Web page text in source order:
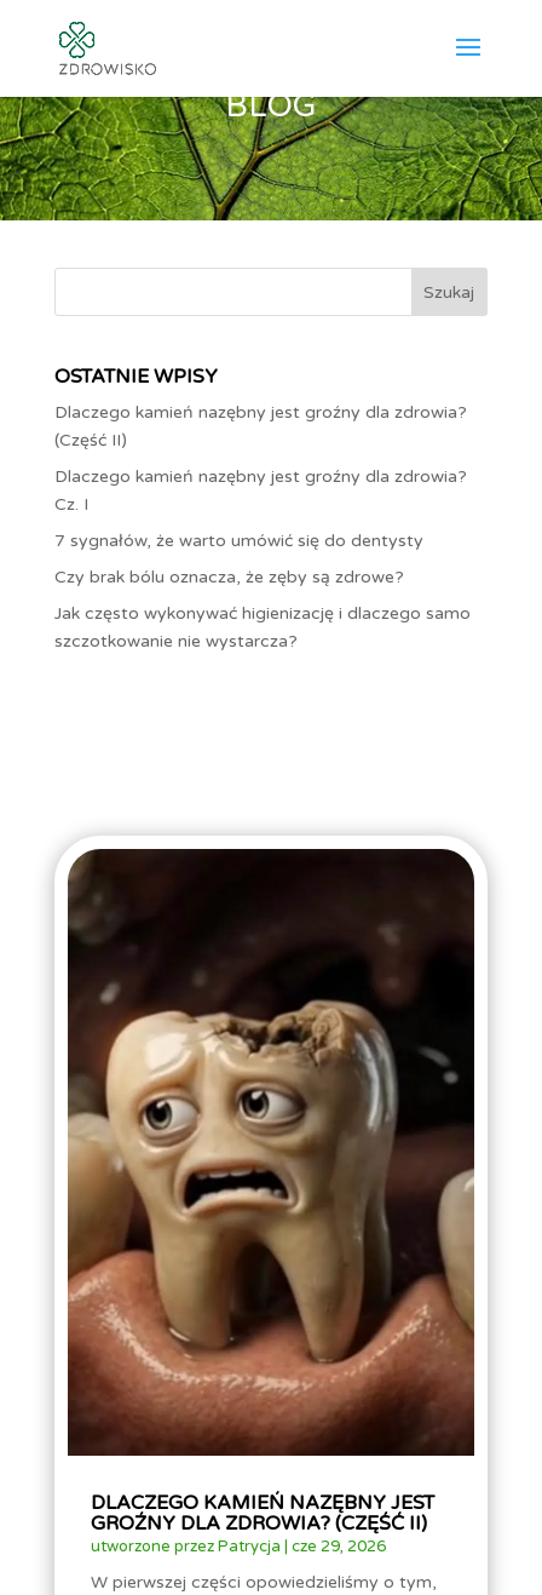
BLOG
Szukaj
OSTATNIE WPISY
Dlaczego kamień nazębny jest groźny dla zdrowia?
(Część II)
Dlaczego kamień nazębny jest groźny dla zdrowia?
Cz. I
7 sygnałów, że warto umówić się do dentysty
Czy brak bólu oznacza, że zęby są zdrowe?
Jak często wykonywać higienizację i dlaczego samo
szczotkowanie nie wystarcza?
DLACZEGO KAMIEŃ NAZĘBNY JEST
GROŹNY DLA ZDROWIA? (CZĘŚĆ II)
utworzone przezPatrycja | cze 29, 2026
W pierwszej części opowiedzieliśmy o tym,